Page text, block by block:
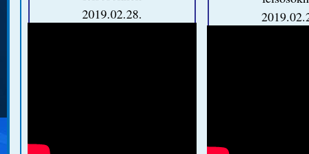
2019.02.28.